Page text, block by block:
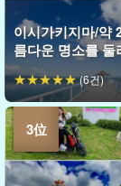
이시가키지마/약
름다운 명소를 둘
(6건)